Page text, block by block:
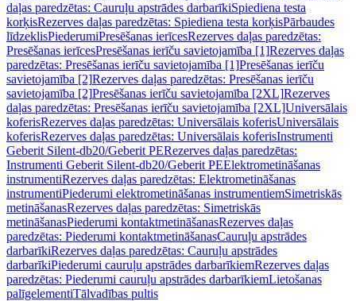
daļas paredzētas: Cauruļu apstrādes darbarīkiSpiediena testa
korķisRezerves daļas paredzētas: Spiediena testa korķisPārbaudes
līdzeklisPiederumiPresēšanas ierīcesRezerves daļas paredzētas:
Presēšanas ierīcesPresēšanas ierīču savietojamība [1]Rezerves daļas
paredzētas: Presēšanas ierīču savietojamība [1]Presēšanas ierīču
savietojamība [2]Rezerves daļas paredzētas: Presēšanas ierīču
savietojamība [2]Presēšanas ierīču savietojamība [2XL]Rezerves
daļas paredzētas: Presēšanas ierīču savietojamība [2XL]Universālais
koferisRezerves daļas paredzētas: Universālais koferisUniversālais
koferisRezerves daļas paredzētas: Universālais koferisInstrumenti
Geberit Silent-db20/Geberit PERezerves daļas paredzētas:
Instrumenti Geberit Silent-db20/Geberit PEElektrometināšanas
instrumentiRezerves daļas paredzētas: Elektrometināšanas
instrumentiPiederumi elektrometināšanas instrumentiemSimetriskās
metināšanasRezerves daļas paredzētas: Simetriskās
metināšanasPiederumi kontaktmetināšanasRezerves daļas
paredzētas: Piederumi kontaktmetināšanasCauruļu apstrādes
darbarīkiRezerves daļas paredzētas: Cauruļu apstrādes
darbarīkiPiederumi cauruļu apstrādes darbarīkiemRezerves daļas
paredzētas: Piederumi cauruļu apstrādes darbarīkiemLietošanas
palīgelementiTālvadības pultis